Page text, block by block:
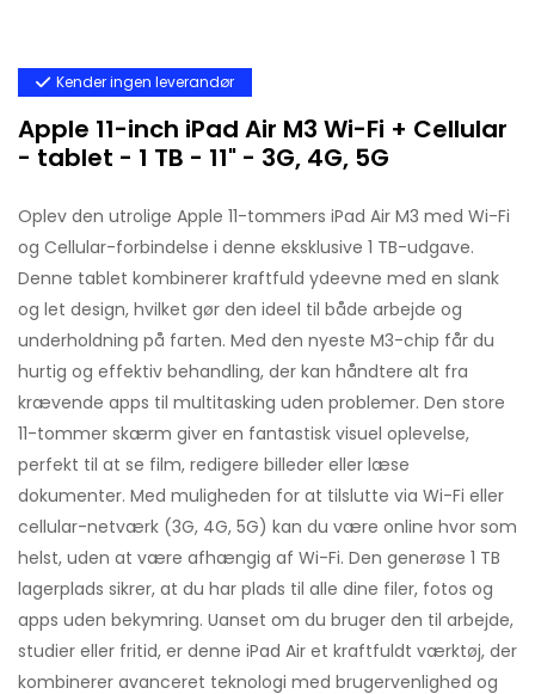
Kender ingen leverandør
Apple 11-inch iPad Air M3 Wi-Fi + Cellular
- tablet - 1 TB - 11" - 3G, 4G, 5G
Oplev den utrolige Apple 11-tommers iPad Air M3 med Wi-Fi
og Cellular-forbindelse i denne eksklusive 1 TB-udgave.
Denne tablet kombinerer kraftfuld ydeevne med en slank
og let design, hvilket gør den ideel til både arbejde og
underholdning på farten. Med den nyeste M3-chip får du
hurtig og effektiv behandling, der kan håndtere alt fra
krævende apps til multitasking uden problemer. Den store
11-tommer skærm giver en fantastisk visuel oplevelse,
perfekt til at se film, redigere billeder eller læse
dokumenter. Med muligheden for at tilslutte via Wi-Fi eller
cellular-netværk (3G, 4G, 5G) kan du være online hvor som
helst, uden at være afhængig af Wi-Fi. Den generøse 1 TB
lagerplads sikrer, at du har plads til alle dine filer, fotos og
apps uden bekymring. Uanset om du bruger den til arbejde,
studier eller fritid, er denne iPad Air et kraftfuldt værktøj, der
kombinerer avanceret teknologi med brugervenlighed og